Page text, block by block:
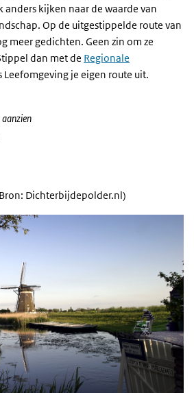
anders kijken naar de waarde van
Op de uitgestippelde route van
meer gedichten. Geen zin om ze
dan met de Regionale
Leefomgeving je eigen route uit.
Dichterbijdepolder.nl)